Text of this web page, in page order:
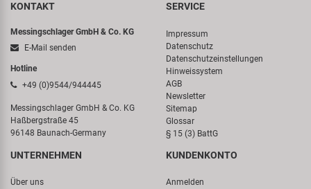
KONTAKT
Messingschlager GmbH & Co. KG
E-Mail senden
Hotline
+49 (0)9544/944445
Messingschlager GmbH & Co. KG
Haßbergstraße 45
96148 Baunach-Germany
SERVICE
Impressum
Datenschutz
Datenschutzeinstellungen
Hinweissystem
AGB
Newsletter
Sitemap
Glossar
§ 15 (3) BattG
UNTERNEHMEN
Über uns
KUNDENKONTO
Anmelden